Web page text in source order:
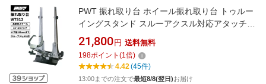
PWT 振れ取り台 ホイール振れ取り台 トゥルー
イングスタンド スルーアクスル対応アタッチメ
ント付属 スチール製 自転車用 20〜29インチ対
応 ロードバイク MTB ホイールメンテナンス 調
整 整備 ホイール組 WTS12
21,800 円 送料無料
198ポイント (1倍)
4.42(45件)
13:00までの注文で最短8/8(翌日)お届け